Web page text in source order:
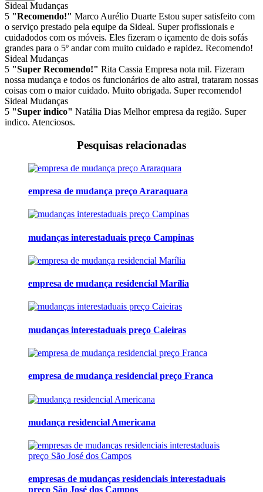
Sideal Mudanças
5 "Recomendo!" Marco Aurélio Duarte Estou super satisfeito com
o serviço prestado pela equipe da Sideal. Super profissionais e
cuidadodos com os móveis. Eles fizeram o içamento de dois sofás
grandes para o 5º andar com muito cuidado e rapidez. Recomendo!
Sideal Mudanças
5 "Super Recomendo!" Rita Cassia Empresa nota mil. Fizeram
nossa mudança e todos os funcionários de alto astral, trataram nossas
coisas com o maior cuidado. Muito obrigada. Super recomendo!
Sideal Mudanças
5 "Super indico" Natália Dias Melhor empresa da região. Super
indico. Atenciosos.
Pesquisas relacionadas
empresa de mudança preço Araraquara
mudanças interestaduais preço Campinas
empresa de mudança residencial Marília
mudanças interestaduais preço Caieiras
empresa de mudança residencial preço Franca
mudança residencial Americana
empresas de mudanças residenciais interestaduais
preço São José dos Campos